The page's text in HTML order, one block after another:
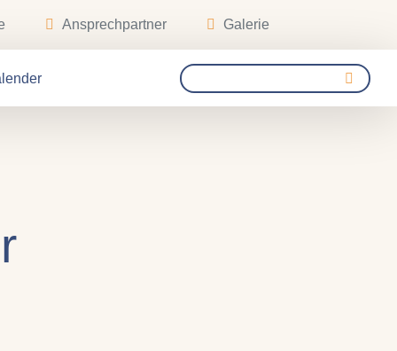
Ansprechpartner Galerie